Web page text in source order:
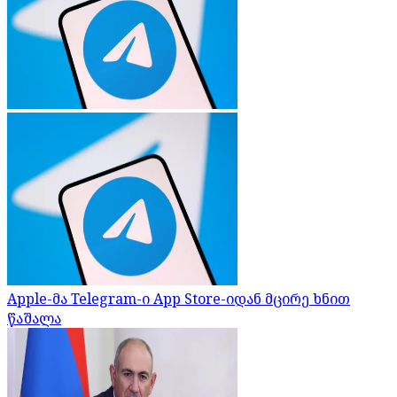
Apple-მა Telegram-ი App Store-იდან მცირე ხნით
წაშალა